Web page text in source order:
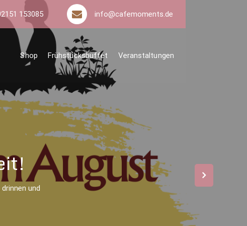
153085 info@cafemoments.de
& Events
Shop Frühstücksbuffet Veranstaltungen
und